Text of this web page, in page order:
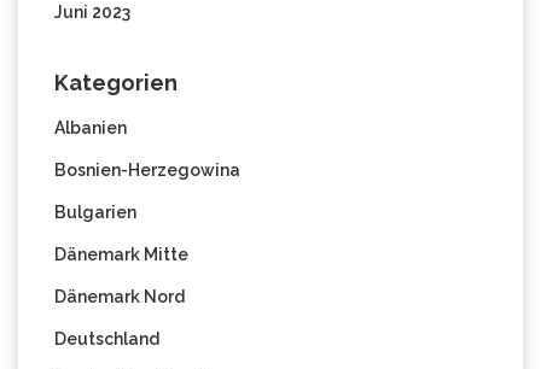
Juni 2023
Kategorien
Albanien
Bosnien-Herzegowina
Bulgarien
Dänemark Mitte
Dänemark Nord
Deutschland